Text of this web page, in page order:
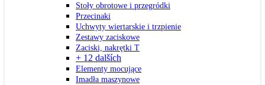
Stoły obrotowe i przegródki
Przecinaki
Uchwyty wiertarskie i trzpienie
Zestawy zaciskowe
Zaciski, nakrętki T
+ 12 dalších
Elementy mocujące
Imadła maszynowe